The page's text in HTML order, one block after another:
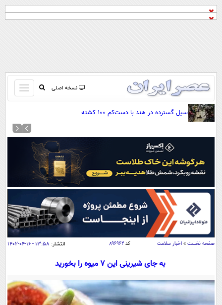
نسخه اصلی
باز
و
کردن
منو
صفحه اول
آرشیو
نظرسنجی
آب و هوا
اوقات شرعی
سواد زندگی
اقتصاد
اقتصادی
جامعه
بین الملل
سیل گسترده در هند با دست‌کم ۱۰۰ کشته
صفحه نخست » اخبار سلامت کد ۸۹۶۹۶۲ انتشار: ۱۳:۵۸ - ۱۶-۰۴-۱۴۰۲
به جای شیرینی این ۷ میوه را بخورید